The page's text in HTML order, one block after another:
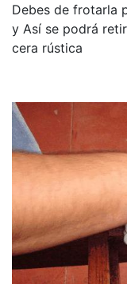
Debes de frotarla
y Así se podrá
cera rústica